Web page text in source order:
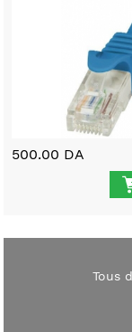
500.00 DA
Tous